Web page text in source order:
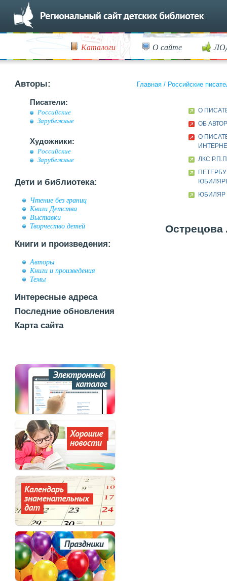
Каталоги О сайте
Авторы:
Писатели:
Российские
Зарубежные
Художники:
Российские
Зарубежные
Дети и библиотека:
Чтение без границ
Книги Детства
Выставки
Творчество детей
Книги и произведения:
Авторы
Книги и произведения
Темы
Интересные адреса
Последние обновления
Карта сайта
Главная / Российские
О
ОБ
О
ЛКС
ЮБИЛЯР
Острецова